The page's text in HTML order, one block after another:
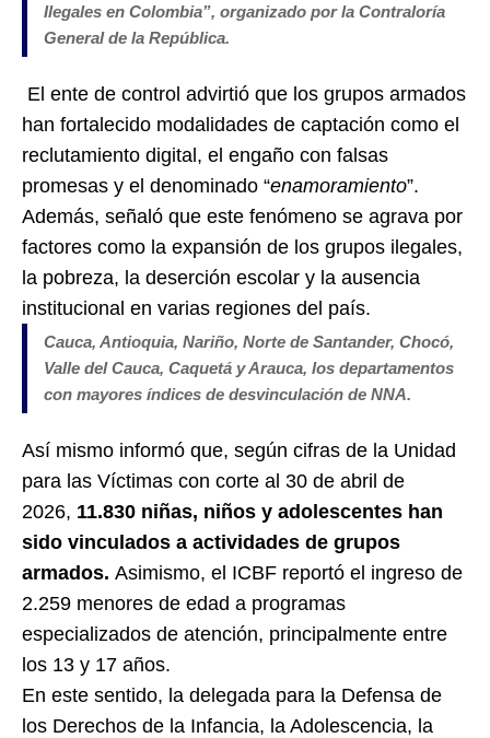
Ilegales en Colombia”, organizado por la Contraloría
General de la República.
El ente de control advirtió que los grupos armados
han fortalecido modalidades de captación como el
reclutamiento digital, el engaño con falsas
promesas y el denominado “enamoramiento”.
Además, señaló que este fenómeno se agrava por
factores como la expansión de los grupos ilegales,
la pobreza, la deserción escolar y la ausencia
institucional en varias regiones del país.
Cauca, Antioquia, Nariño, Norte de Santander, Chocó,
Valle del Cauca, Caquetá y Arauca, los departamentos
con mayores índices de desvinculación de NNA.
Así mismo informó que, según cifras de la Unidad
para las Víctimas con corte al 30 de abril de
2026, 11.830 niñas, niños y adolescentes han
sido vinculados a actividades de grupos
armados. Asimismo, el ICBF reportó el ingreso de
2.259 menores de edad a programas
especializados de atención, principalmente entre
los 13 y 17 años.
En este sentido, la delegada para la Defensa de
los Derechos de la Infancia, la Adolescencia, la